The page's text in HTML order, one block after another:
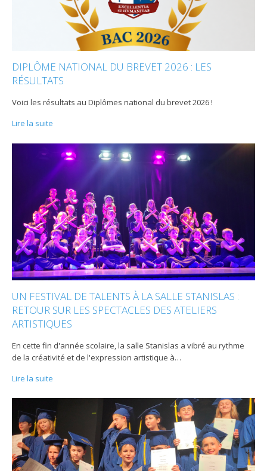
DIPLÔME NATIONAL DU BREVET 2026 : LES
RÉSULTATS
Voici les résultats au Diplômes national du brevet 2026 !
Lire la suite
UN FESTIVAL DE TALENTS À LA SALLE STANISLAS :
RETOUR SUR LES SPECTACLES DES ATELIERS
ARTISTIQUES
En cette fin d'année scolaire, la salle Stanislas a vibré au rythme
de la créativité et de l'expression artistique à…
Lire la suite